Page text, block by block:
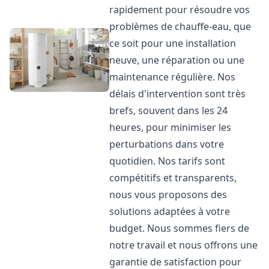
rapidement pour résoudre vos
problèmes de chauffe-eau, que
ce soit pour une installation
neuve, une réparation ou une
maintenance régulière. Nos
délais d'intervention sont très
brefs, souvent dans les 24
heures, pour minimiser les
perturbations dans votre
quotidien. Nos tarifs sont
compétitifs et transparents,
nous vous proposons des
solutions adaptées à votre
budget. Nous sommes fiers de
notre travail et nous offrons une
garantie de satisfaction pour